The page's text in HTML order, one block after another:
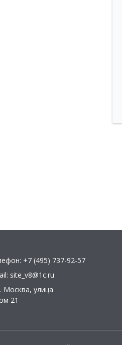
+7 (495) 737-92-57
site_v8@1c.ru
Москва, улица
21